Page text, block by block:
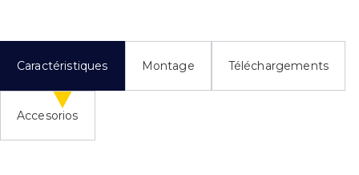
Caractéristiques Montage Téléchargements
Accesorios